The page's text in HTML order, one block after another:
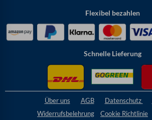
Flexibel bezahlen
Schnelle Lieferung
Über uns AGB Datenschutz
Widerrufsbelehrung
Cookie Richtlinie